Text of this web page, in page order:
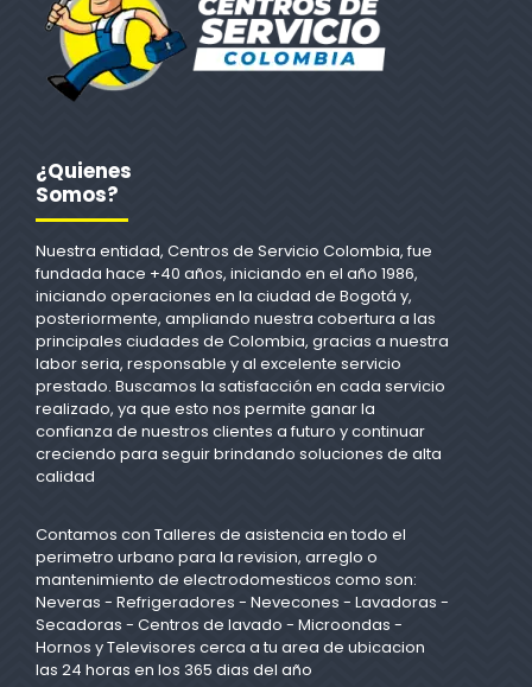
¿Quienes
Somos?
Nuestra entidad, Centros de Servicio Colombia, fue
fundada hace +40 años, iniciando en el año 1986,
iniciando operaciones en la ciudad de Bogotá y,
posteriormente, ampliando nuestra cobertura a las
principales ciudades de Colombia, gracias a nuestra
labor seria, responsable y al excelente servicio
prestado. Buscamos la satisfacción en cada servicio
realizado, ya que esto nos permite ganar la
confianza de nuestros clientes a futuro y continuar
creciendo para seguir brindando soluciones de alta
calidad
Contamos con Talleres de asistencia en todo el
perimetro urbano para la revision, arreglo o
mantenimiento de electrodomesticos como son:
Neveras - Refrigeradores - Nevecones - Lavadoras -
Secadoras - Centros de lavado - Microondas -
Hornos y Televisores cerca a tu area de ubicacion
las 24 horas en los 365 dias del año